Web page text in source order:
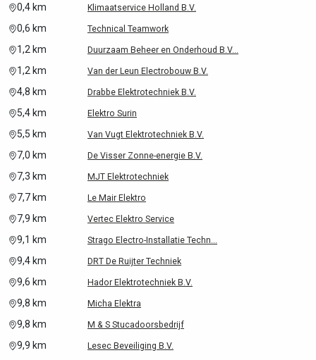
0,4 km Klimaatservice Holland B.V.
0,6 km Technical Teamwork
1,2 km Duurzaam Beheer en Onderhoud B.V...
1,2 km Van der Leun Electrobouw B.V.
4,8 km Drabbe Elektrotechniek B.V.
5,4 km Elektro Surin
5,5 km Van Vugt Elektrotechniek B.V.
7,0 km De Visser Zonne-energie B.V.
7,3 km MJT Elektrotechniek
7,7 km Le Mair Elektro
7,9 km Vertec Elektro Service
9,1 km Strago Electro-Installatie Techn...
9,4 km DRT De Ruijter Techniek
9,6 km Hador Elektrotechniek B.V.
9,8 km Micha Elektra
9,8 km M & S Stucadoorsbedrijf
9,9 km Lesec Beveiliging B.V.